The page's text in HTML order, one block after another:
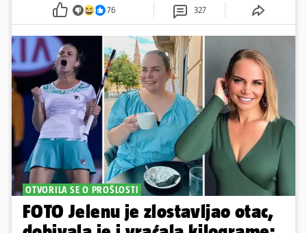
76 327
OTVORILA SE O PROŠLOSTI
FOTO Jelenu je zlostavljao otac,